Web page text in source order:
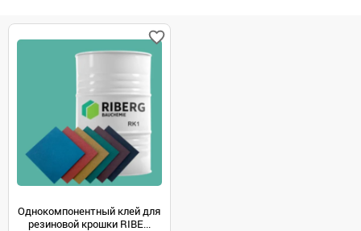
Однокомпонентный клей для
резиновой крошки RIBE...